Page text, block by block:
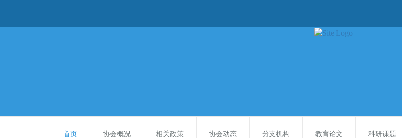
首页 协会概况 相关政策 协会动态 分支机构 教育论文 科研课题